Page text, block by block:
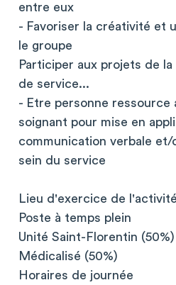
entre eux
- Favoriser la créativité et
le groupe
Participer aux projets de
de service...
- Etre personne ressource
soignant pour mise en
communication verbale et/
sein du service
Lieu d'exercice de
Poste à temps plein
Unité Saint-Florentin
Médicalisé (50%)
Horaires de journée